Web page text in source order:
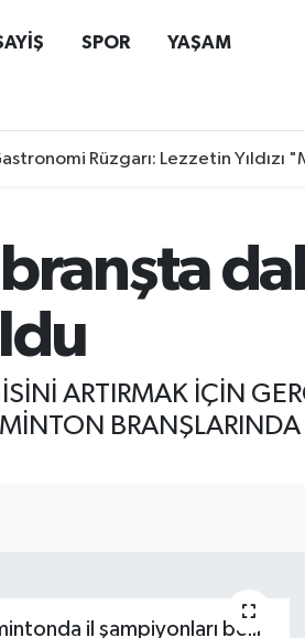
SPOR YAŞAM
Rüzgarı: Lezzetin Yıldızı
ARTIRMAK İÇİN
BRANŞLARINDA
il şampiyonları belli